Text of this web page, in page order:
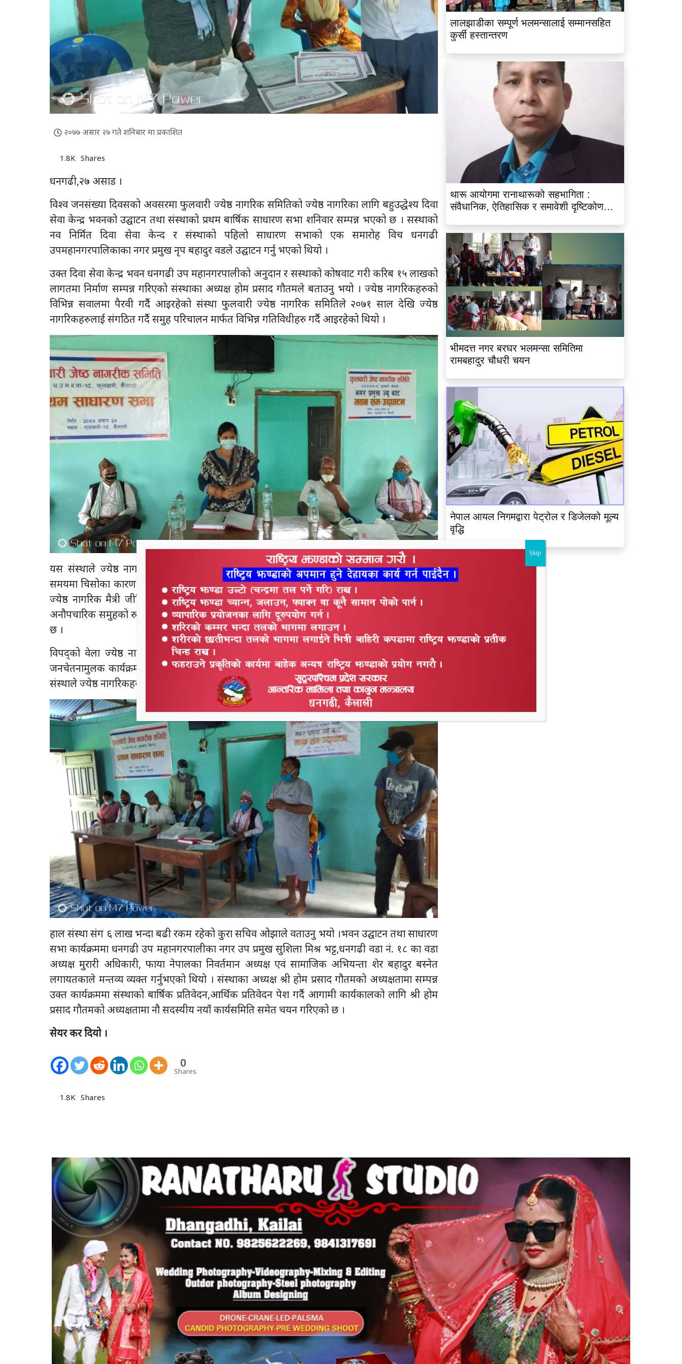
२०७७ असार २७ गते शनिबार मा प्रकाशित
1.8K Shares
धनगढी,२७ असाड ।
विश्व जनसंख्या दिवसको अवसरमा फुलवारी ज्येष्ठ नागरिक समितिको ज्येष्ठ नागरिका लागि बहुउद्धेश्य दिवा
सेवा केन्द्र भवनको उद्घाटन तथा संस्थाको प्रथम बार्षिक साधारण सभा शनिवार सम्पन्न भएको छ । सस्थाको
नव निर्मित दिवा सेवा केन्द र संस्थाको पहिलो साधारण सभाको एक समारोह विच धनगढी
उपमहानगरपालिकाका नगर प्रमुख नृप बहादुर वडले उद्घाटन गर्नु भएको थियो ।
उक्त दिवा सेवा केन्द्र भवन धनगढी उप महानगरपालीको अनुदान र सस्थाको कोषवाट गरी करिब १५ लाखको
लागतमा निर्माण सम्पन्न गरिएको संस्थाका अध्यक्ष होम प्रसाद गौतमले बताउनु भयो । ज्येष्ठ नागरिकहरुको
विभिन्न सवालमा पैरवी गर्दै आइरहेको संस्था फुलवारी ज्येष्ठ नागरिक समितिले २०७१ साल देखि ज्येष्ठ
नागरिकहरुलाई संगठित गर्दै समुह परिचालन मार्फत विभिन्न गतिविधीहरु गर्दै आइरहेको थियो ।
यस संस्थाले ज्येष्ठ नागरिकका लागि ज्येष्ठ नागरिक सम्मान,ज्येष्ठ नागरिकको स्वास्थ्य परिक्षण, जाडोको
समयमा चिसोका कारण अफ्ठेरोमा परेका ज्येष्ठ नागरिकलाइ कम्बल वितरण,गर्मीको समयमा झुल वितरण र
ज्येष्ठ नागरिक मैत्री जीविकोपार्जनका लागी तालिमहरुको ब्यवस्था गर्दै आइरहेको छ । २०७१ साल देखी
अनौपचारिक समुहको रुपमा रहेको संस्था २०७५ साल औपचारिक रुपमा दर्ता भई आफ्ना गतिविधि गरिरहेको
छ ।
विपद्को वेला ज्येष्ठ नागरिकहरुलाइ कसरी सुरक्षित राख्न सकिन्छ भन्ने विषयमा विभिन्न खाले तालिम र
जनचेतनामुलक कार्यक्रमहरु संस्थाले गर्दै आइरहेको कुरा संस्थाका सचिव भुमिनन्द ओझाले बताउनु भयो ।
संस्थाले ज्येष्ठ नागरिकहरुको जीविकोपार्जनमा सहयोग पुर्याउन घुम्तीकोष परिचालन गरेको छ ।
हाल संस्था संग ६ लाख भन्दा बढी रकम रहेको कुरा सचिव ओझाले वताउनु भयो ।भवन उद्घाटन तथा साधारण
सभा कार्यक्रममा धनगढी उप महानगरपालीका नगर उप प्रमुख सुशिला मिश्र भट्ट,धनगढी वडा नं. १८ का वडा
अध्यक्ष मुरारी अधिकारी, फाया नेपालका निवर्तमान अध्यक्ष एवं सामाजिक अभियन्ता शेर बहादुर बस्नेत
लगायतकाले मन्तव्य व्यक्त गर्नुभएको थियो । संस्थाका अध्यक्ष श्री होम प्रसाद गौतमको अध्यक्षतामा सम्पन्न
उक्त कार्यक्रममा संस्थाको बार्षिक प्रतिवेदन,आर्थिक प्रतिवेदन पेश गर्दै आगामी कार्यकालको लागि श्री होम
प्रसाद गौतमको अध्यक्षतामा नौ सदस्यीय नयाँ कार्यसमिति समेत चयन गरिएको छ ।
सेयर कर दियो ।
0
Shares
1.8K Shares
लालझाडीका सम्पूर्ण भलमन्सालाई सम्मानसहित
कुर्सी हस्तान्तरण
थारू आयोगमा रानाथारूको सहभागिता :
संवैधानिक, ऐतिहासिक र समावेशी दृष्टिकोणबाट
भीमदत्त नगर बरघर भलमन्सा समितिमा
रामबहादुर चौधरी चयन
नेपाल आयल निगमद्वारा पेट्रोल र डिजेलको मूल्य
वृद्धि
Skip